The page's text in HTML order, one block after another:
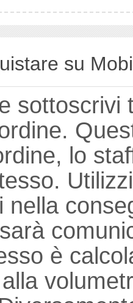
su
sottoscrivi
lo
nella
è